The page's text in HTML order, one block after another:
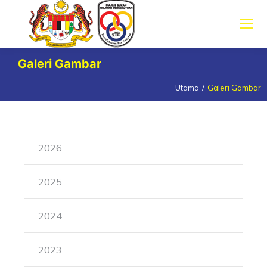
Galeri Gambar
Utama Galeri Gambar
2026
2025
2024
2023